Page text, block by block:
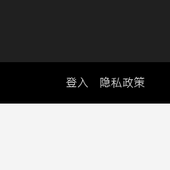
登入 隐私政策